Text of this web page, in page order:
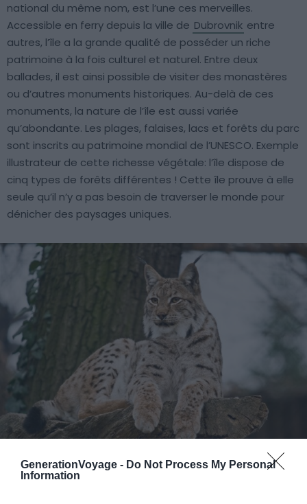
GenerationVoyage - Do Not Process My Personal
Information
national du même nom, est l’une ces merveilles.
Accessible en ferry depuis la ville de Dubrovnik entre
autres, l’île a la grande qualité de posséder un riche
patrimoine à la fois culturel et naturel. Entre deux
ballades, il est ainsi possible de visiter des monastères
ou d’autres monuments historiques. Au-delà de ces
monuments, la nature de l’île est aussi variée
qu’abondante. Les plages, falaises, lacs et forêts du parc
sont inscrits au patrimoine mondial de l’UNESCO. Exemple
illustrateur de cette richesse végétale: l’île dispose de
cinq types de forêts différentes ! Cette île prouve à elle
seule qu’il n’y a pas besoin de traverser le monde pour
dénicher des paysages uniques.
Un lynx eurasien – Crédit photo:Wikimedia – Roberta F.